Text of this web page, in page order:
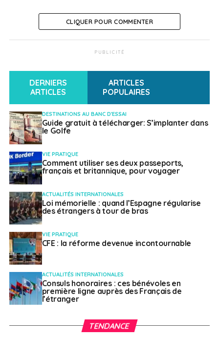
Le Cambodge, l’autre pays de l’ovalie
CLIQUER POUR COMMENTER
PUBLICITÉ
DERNIERS
ARTICLES
ARTICLES
POPULAIRES
DESTINATIONS AU BANC D'ESSAI
Guide gratuit à télécharger: S’implanter dans
le Golfe
VIE PRATIQUE
Comment utiliser ses deux passeports,
français et britannique, pour voyager
ACTUALITÉS INTERNATIONALES
Loi mémorielle : quand l’Espagne régularise
des étrangers à tour de bras
VIE PRATIQUE
CFE : la réforme devenue incontournable
ACTUALITÉS INTERNATIONALES
Consuls honoraires : ces bénévoles en
première ligne auprès des Français de
l’étranger
TENDANCE